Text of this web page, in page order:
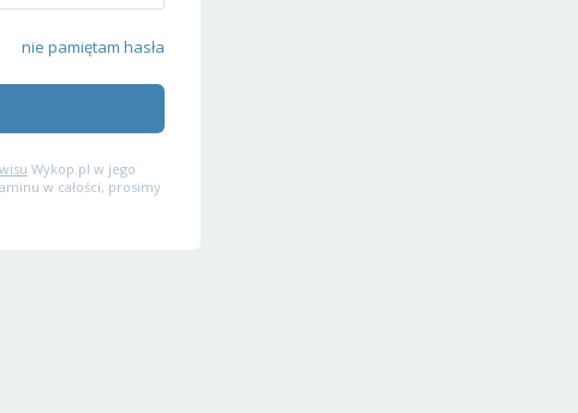
nie pamiętam hasła
Wykop.pl w jego
w całości, prosimy